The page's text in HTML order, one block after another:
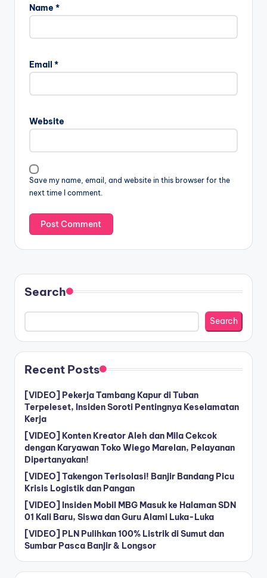
Name *
Email *
Website
Save my name, email, and website in this browser for the
next time I comment.
Search
Search
Recent Posts
[VIDEO] Pekerja Tambang Kapur di Tuban
Terpeleset, Insiden Soroti Pentingnya Keselamatan
Kerja
[VIDEO] Konten Kreator Aleh dan Mila Cekcok
dengan Karyawan Toko Wiego Marelan, Pelayanan
Dipertanyakan!
[VIDEO] Takengon Terisolasi! Banjir Bandang Picu
Krisis Logistik dan Pangan
[VIDEO] Insiden Mobil MBG Masuk ke Halaman SDN
01 Kali Baru, Siswa dan Guru Alami Luka-Luka
[VIDEO] PLN Pulihkan 100% Listrik di Sumut dan
Sumbar Pasca Banjir & Longsor